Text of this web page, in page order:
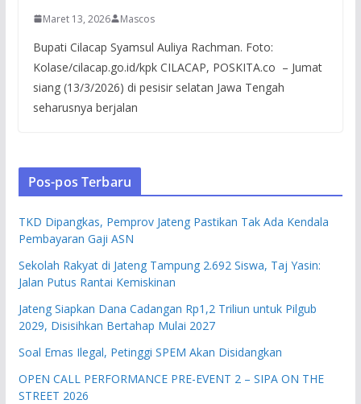
Maret 13, 2026 Mascos
Bupati Cilacap Syamsul Auliya Rachman. Foto:
Kolase/cilacap.go.id/kpk CILACAP, POSKITA.co – Jumat
siang (13/3/2026) di pesisir selatan Jawa Tengah
seharusnya berjalan
Pos-pos Terbaru
TKD Dipangkas, Pemprov Jateng Pastikan Tak Ada Kendala
Pembayaran Gaji ASN
Sekolah Rakyat di Jateng Tampung 2.692 Siswa, Taj Yasin:
Jalan Putus Rantai Kemiskinan
Jateng Siapkan Dana Cadangan Rp1,2 Triliun untuk Pilgub
2029, Disisihkan Bertahap Mulai 2027
Soal Emas Ilegal, Petinggi SPEM Akan Disidangkan
OPEN CALL PERFORMANCE PRE-EVENT 2 – SIPA ON THE
STREET 2026